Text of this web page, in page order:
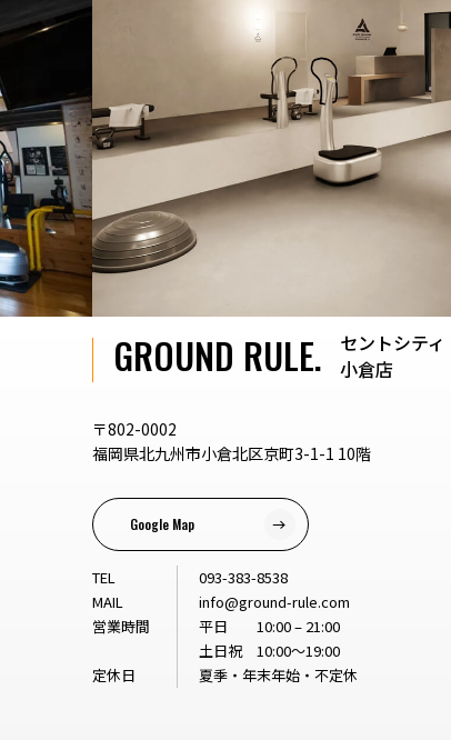
GROUND RULE.
セントシティ
小倉店
〒802-0002
福岡県北九州市小倉北区京町3-1-1 10階
Google Map
TEL
093-383-8538
MAIL
info@ground-rule.com
営業時間
平日 10:00 – 21:00
土日祝 10:00～19:00
定休日
夏季・年末年始・不定休